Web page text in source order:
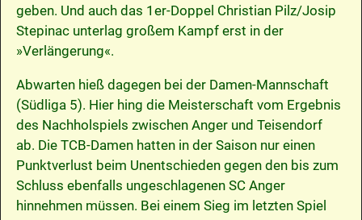
geben. Und auch das 1er-Doppel Christian Pilz/Josip
Stepinac unterlag großem Kampf erst in der
»Verlängerung«.
Abwarten hieß dagegen bei der Damen-Mannschaft
(Südliga 5). Hier hing die Meisterschaft vom Ergebnis
des Nachholspiels zwischen Anger und Teisendorf
ab. Die TCB-Damen hatten in der Saison nur einen
Punktverlust beim Unentschieden gegen den bis zum
Schluss ebenfalls ungeschlagenen SC Anger
hinnehmen müssen. Bei einem Sieg im letzten Spiel